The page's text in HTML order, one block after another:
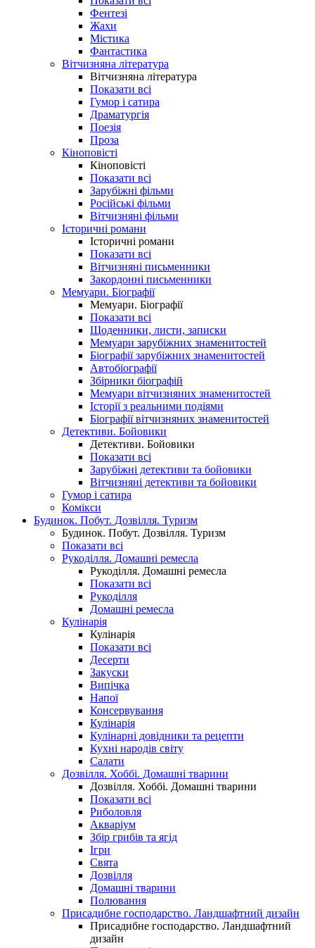
Фентезі
Жахи
Містика
Фантастика
Вітчизняна література
Вітчизняна література
Показати всі
Гумор і сатира
Драматургія
Поезія
Проза
Кіноповісті
Кіноповісті
Показати всі
Зарубіжні фільми
Російські фільми
Вітчизняні фільми
Історичні романи
Історичні романи
Показати всі
Вітчизняні письменники
Закордонні письменники
Мемуари. Біографії
Мемуари. Біографії
Показати всі
Щоденники, листи, записки
Мемуари зарубіжних знаменитостей
Біографії зарубіжних знаменитостей
Автобіографії
Збірники біографій
Мемуари вітчизняних знаменитостей
Історії з реальними подіями
Біографії вітчизняних знаменитостей
Детективи. Бойовики
Детективи. Бойовики
Показати всі
Зарубіжні детективи та бойовики
Вітчизняні детективи та бойовики
Гумор і сатира
Комікси
Будинок. Побут. Дозвілля. Туризм
Будинок. Побут. Дозвілля. Туризм
Показати всі
Рукоділля. Домашні ремесла
Рукоділля. Домашні ремесла
Показати всі
Рукоділля
Домашні ремесла
Кулінарія
Кулінарія
Показати всі
Десерти
Закуски
Випічка
Напої
Консервування
Кулінарія
Кулінарні довідники та рецепти
Кухні народів світу
Салати
Дозвілля. Хоббі. Домашні тварини
Дозвілля. Хоббі. Домашні тварини
Показати всі
Риболовля
Акваріум
Збір грибів та ягід
Ігри
Свята
Дозвілля
Домашні тварини
Полювання
Присадибне господарство. Ландшафтний дизайн
Присадибне господарство. Ландшафтний
дизайн